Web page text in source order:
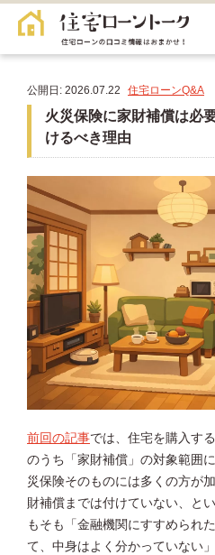
公開日: 2026.07.22 住宅ローンQ&A
火災保険に家財補償は必
けるべき理由
前回の記事では、住宅を購入す
のうち「家財補償」の対象範囲
災保険そのものには多くの方が
財補償までは付けていない、と
もそも「金融機関にすすめられ
て、中身はよく分かっていない